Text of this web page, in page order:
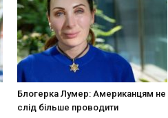
Блогерка Лумер: Американцям не
слід більше проводити